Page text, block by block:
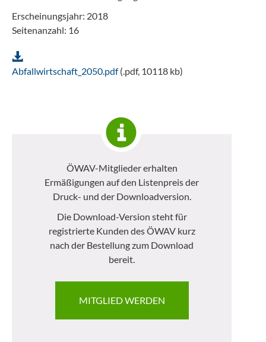
Erscheinungsjahr: 2018
Seitenanzahl: 16
Abfallwirtschaft_2050.pdf(.pdf, 10118 kb)
ÖWAV-Mitglieder erhalten
Ermäßigungen auf den Listenpreis der
Druck- und der Downloadversion.
Die Download-Version steht für
registrierte Kunden des ÖWAV kurz
nach der Bestellung zum Download
bereit.
MITGLIED WERDEN